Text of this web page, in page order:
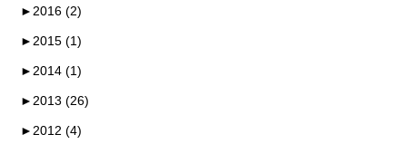
► 2016 (2)
► 2015 (1)
► 2014 (1)
► 2013 (26)
► 2012 (4)